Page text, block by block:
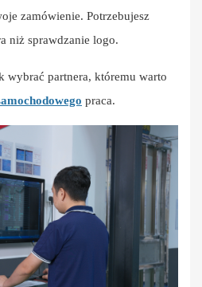
zamówienie. Potrzebujesz
niż sprawdzanie logo.
wybrać partnera, któremu warto
praca.